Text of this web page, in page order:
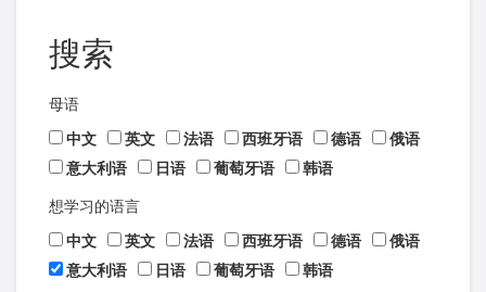
搜索
母语
中文
英文 法语 西班牙语 德语
俄语
意大利语
日语 葡萄牙语 韩语
想学习的语言
中文
英文 法语 西班牙语 德语
俄语
意大利语
日语 葡萄牙语 韩语